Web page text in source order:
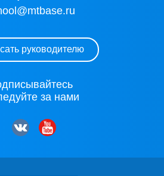
руководителю
за нами